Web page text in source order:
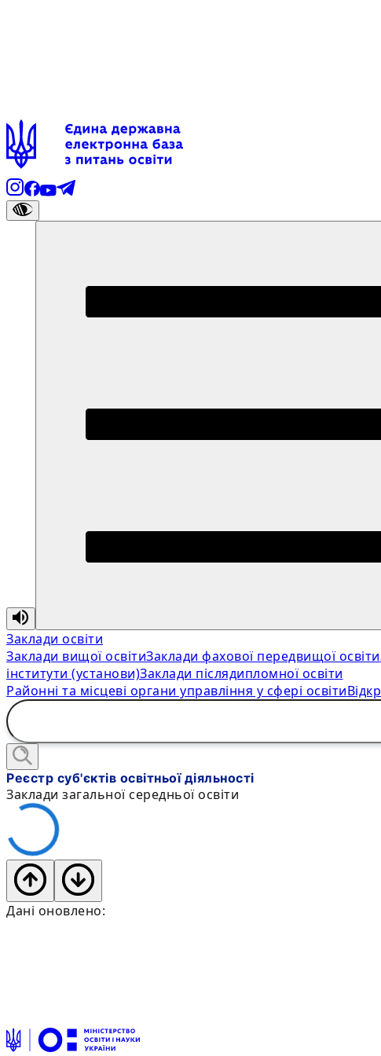
Заклади освіти
Заклади вищої освітиЗаклади фахової передвищої освіти
інститути (установи)Заклади післядипломної освіти
Районні та місцеві органи управління у сфері освіти
Реєстр суб'єктів освітньої діяльності
Заклади загальної середньої освіти
Дані оновлено: